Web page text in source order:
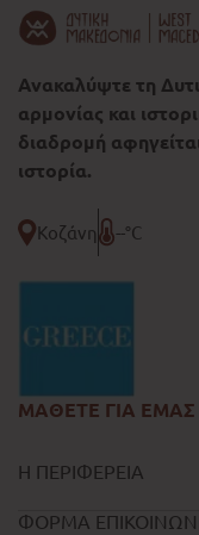
Ανακαλύψτε τη
αρμονίας και
διαδρομή
ιστορία.
Κοζάνη --°C
ΜΑΘΕΤΕ ΓΙΑ ΕΜΑΣ
Η ΠΕΡΙΦΕΡΕΙΑ
ΦΟΡΜΑ